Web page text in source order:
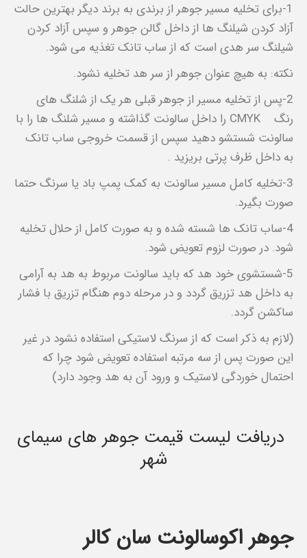
1-برای تخلیه مسیر جوهر از برندی به برند دیگر بهترین حالت
آزاد کردن شیلنگ ها از داخل گالن جوهر و سپس آزاد کردن
شیلنگ سر هدی است که از ساب تانک تغذیه می شود.
نکته: به هیچ عنوان جوهر از سر هد تخلیه نشود.
2-پس از تخلیه مسیر از جوهر قبلی هر یک از شلنگ های
رنگ CMYK را داخل سالونت گذاشته و مسیر شلنگ ها را با
سالونت شستشو دهید سپس از قسمت خروجی ساب تانک
به داخل ظرف پرتی بریزید .
3-تخلیه کامل مسیر سالونت به کمک پمپ باد یا سرنگ حتما
صورت بگیرد.
4-ساب تانک ها شسته شده و به صورت کامل از حلال تخلیه
شود. در صورت لزوم تعویض شود.
5-شستشوی خود هد که باید سالونت مربوط به هد به آرامی
به داخل هد تزریق گردد و در مرحله دوم هنگام تزریق با فشار
ساکشن گردد.
(لازم به ذکر است که از سرنگ لاستیکی استفاده نشود در غیر
این صورت پس از سه مرتبه استفاده تعویض شود چرا که
احتمال خوردگی لاستیک و ورود آن به هد وجود دارد)
دریافت لیست قیمت جوهر های سیمای
شهر
جوهر اکوسالونت سان کالر